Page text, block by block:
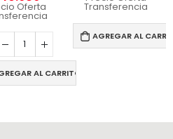
Oferta
AL CARRITO
Transferencia
AGREGAR AL